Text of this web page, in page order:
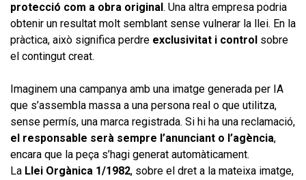
protecció com a obra original. Una altra empresa podria
obtenir un resultat molt semblant sense vulnerar la llei. En la
pràctica, això significa perdre exclusivitat i control sobre
el contingut creat.
Imaginem una campanya amb una imatge generada per IA
que s’assembla massa a una persona real o que utilitza,
sense permís, una marca registrada. Si hi ha una reclamació,
el responsable serà sempre l’anunciant o l’agència,
encara que la peça s’hagi generat automàticament.
La Llei Orgànica 1/1982, sobre el dret a la mateixa imatge,